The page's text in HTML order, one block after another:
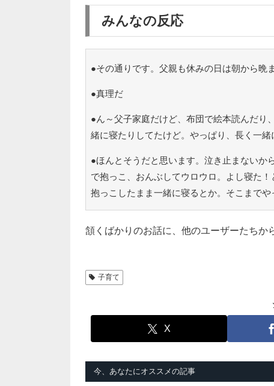
みんなの反応
●その通りです。父親も休みの日は朝から晩
●真理だ
●ん～父子家庭だけど、布団で絵本読んだ
緒に寝たりしてたけど。やっぱり、長く一緒
●ほんとそうだと思います。泣き止まないか
で抱っこ、おんぶしてウロウロ。よし寝た
抱っこしたまま一緒に寝るとか。そこまでや
頷くばかりのお話に、他のユーザーたちか
子育て
X
今、あなたにオススメの記事